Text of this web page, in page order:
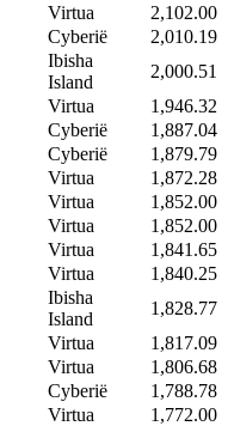
Virtua
2,102.00
Cyberië
2,010.19
Ibisha
Island
2,000.51
Virtua
1,946.32
Cyberië
1,887.04
Cyberië
1,879.79
Virtua
1,872.28
Virtua
1,852.00
Virtua
1,852.00
Virtua
1,841.65
Virtua
1,840.25
Ibisha
Island
1,828.77
Virtua
1,817.09
Virtua
1,806.68
Cyberië
1,788.78
Virtua
1,772.00